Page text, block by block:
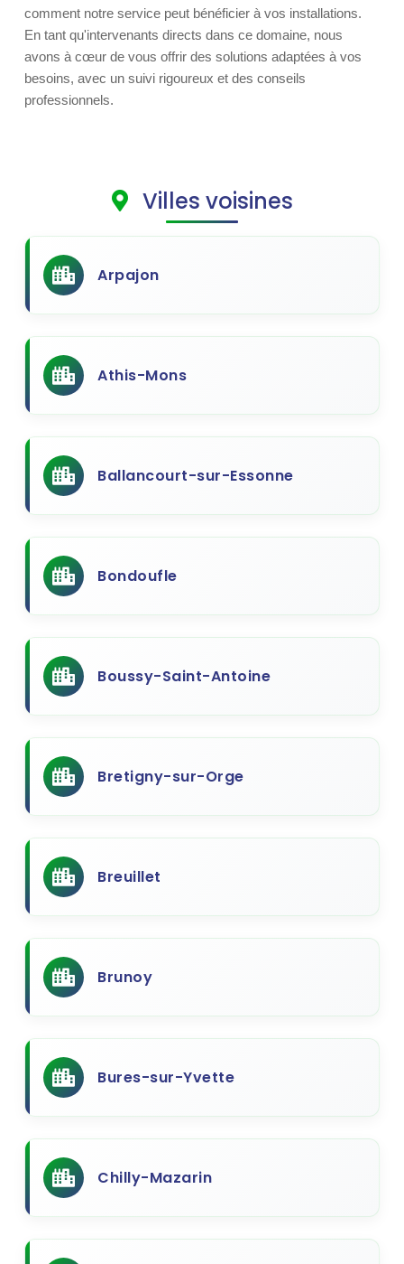
comment notre service peut bénéficier à vos installations.
En tant qu'intervenants directs dans ce domaine, nous
avons à cœur de vous offrir des solutions adaptées à vos
besoins, avec un suivi rigoureux et des conseils
professionnels.
Villes voisines
Arpajon
Athis-Mons
Ballancourt-sur-Essonne
Bondoufle
Boussy-Saint-Antoine
Bretigny-sur-Orge
Breuillet
Brunoy
Bures-sur-Yvette
Chilly-Mazarin